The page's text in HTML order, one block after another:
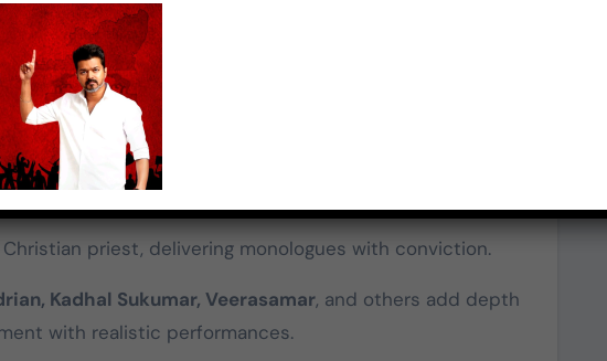
playing a character with complexity rather than a typical
intense portrayal, adding emotional weight.
priest, delivering monologues with conviction.
Kadhal Sukumar, Veerasamar, and others add depth
with realistic performances.